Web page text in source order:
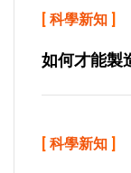
[ 科學新知 ]
如何才能製
[ 科學新知 ]